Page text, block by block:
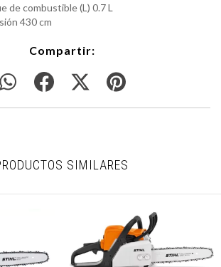
de combustible (L) 0.7 L
430 cm
Compartir:
SIMILARES